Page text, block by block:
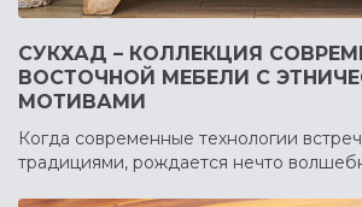
СУКХАД – КОЛЛЕКЦИЯ
ВОСТОЧНОЙ МЕБЕЛИ С
МОТИВАМИ
Когда современные технологии
традициями, рождается нечто